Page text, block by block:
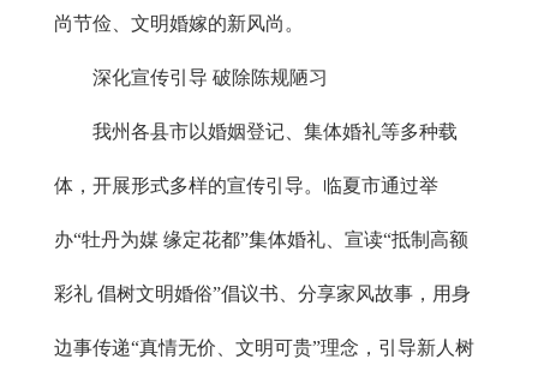
尚节俭、文明婚嫁的新风尚。
深化宣传引导 破除陈规陋习
我州各县市以婚姻登记、集体婚礼等多种载
体，开展形式多样的宣传引导。临夏市通过举
办“牡丹为媒 缘定花都”集体婚礼、宣读“抵制高额
彩礼 倡树文明婚俗”倡议书、分享家风故事，用身
边事传递“真情无价、文明可贵”理念，引导新人树